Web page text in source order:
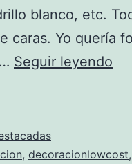
blanco, etc.
caras. Yo quería
Seguir leyendo
, decoracionlowcost